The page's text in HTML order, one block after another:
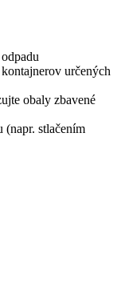
určených
obaly zbavené
(napr. stlačením